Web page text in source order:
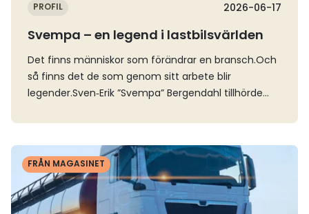
PROFIL 2026-06-17
Svempa – en legend i lastbilsvärlden
Det finns människor som förändrar en bransch.Och
så finns det de som genom sitt arbete blir
legender.Sven‑Erik ”Svempa” Bergendahl tillhörde
tillbaka på en unik gärning inom lastbilsvärlden, och
minns ett speciellt möte på vägen en blåsig och
regnig höstnatt.För oss inom lastbilsvärlden var han
långt mer än ett namn, en påbyggare eller en ikon.
Han var en självklar referenspunkt – och en del av
själva kulturen.När beskedet kom att Svempa gått
FRÅN MAGASINET
Läs mer